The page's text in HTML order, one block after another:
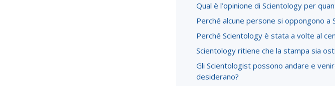
Qual è l’opinione di Scientology per
Perché alcune persone si oppongono a
Perché Scientology è stata a volte al
Scientology ritiene che la stampa sia
Gli Scientologist possono andare e
desiderano?